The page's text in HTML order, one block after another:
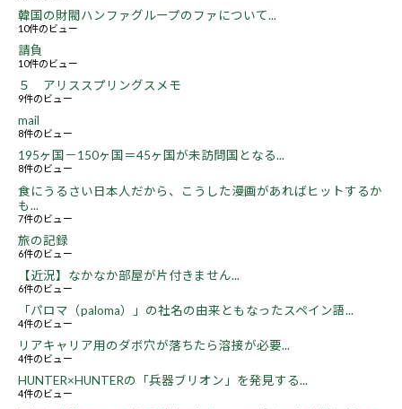
韓国の財閥ハンファグループのファについて...
10件のビュー
請負
10件のビュー
５ アリススプリングスメモ
9件のビュー
mail
8件のビュー
195ヶ国－150ヶ国＝45ヶ国が未訪問国となる...
8件のビュー
食にうるさい日本人だから、こうした漫画があればヒットするか
も...
7件のビュー
旅の記録
6件のビュー
【近況】なかなか部屋が片付きません...
6件のビュー
「パロマ（paloma）」の社名の由来ともなったスペイン語...
4件のビュー
リアキャリア用のダボ穴が落ちたら溶接が必要...
4件のビュー
HUNTER×HUNTERの「兵器ブリオン」を発見する...
4件のビュー